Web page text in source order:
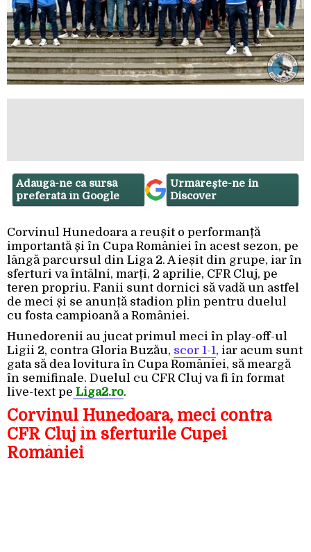
Adaugă-ne ca sursă
preferată în Google
Urmărește-ne in
Discover
Corvinul Hunedoara a reușit o performanță
importantă și în Cupa României în acest sezon, pe
lângă parcursul din Liga 2. A ieșit din grupe, iar în
sferturi va întâlni, marți, 2 aprilie, CFR Cluj, pe
teren propriu. Fanii sunt dornici să vadă un astfel
de meci și se anunță stadion plin pentru duelul
cu fosta campioană a României.
Hunedorenii au jucat primul meci în play-off-ul
Ligii 2, contra Gloria Buzău, scor 1-1, iar acum sunt
gata să dea lovitura în Cupa României, să meargă
în semifinale. Duelul cu CFR Cluj va fi în format
live-text pe Liga2.ro.
Corvinul Hunedoara, meci contra
CFR Cluj în sferturile Cupei
României